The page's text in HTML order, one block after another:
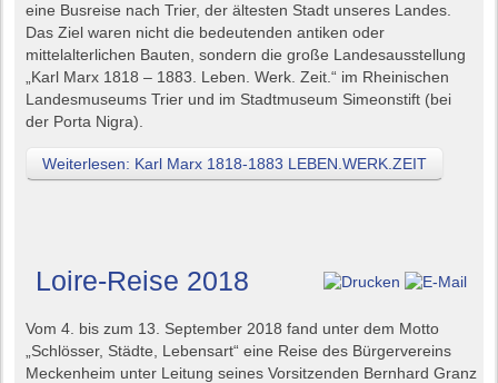
eine Busreise nach Trier, der ältesten Stadt unseres Landes.
Das Ziel waren nicht die bedeutenden antiken oder
mittelalterlichen Bauten, sondern die große Landesausstellung
„Karl Marx 1818 – 1883. Leben. Werk. Zeit.“ im Rheinischen
Landesmuseums Trier und im Stadtmuseum Simeonstift (bei
der Porta Nigra).
Weiterlesen: Karl Marx 1818-1883 LEBEN.WERK.ZEIT
Loire-Reise 2018
Vom 4. bis zum 13. September 2018 fand unter dem Motto
„Schlösser, Städte, Lebensart“ eine Reise des Bürgervereins
Meckenheim unter Leitung seines Vorsitzenden Bernhard Granz